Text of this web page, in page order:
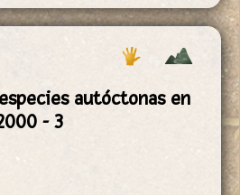
autóctonas en
- 3